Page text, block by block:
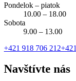
Pondelok – piatok
10.00 – 18.00
Sobota
9.00 – 13.00
+421 918 706 212
Navštívte nás